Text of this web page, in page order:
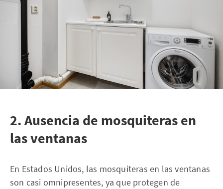
2. Ausencia de mosquiteras en
las ventanas
En Estados Unidos, las mosquiteras en las ventanas
son casi omnipresentes, ya que protegen de